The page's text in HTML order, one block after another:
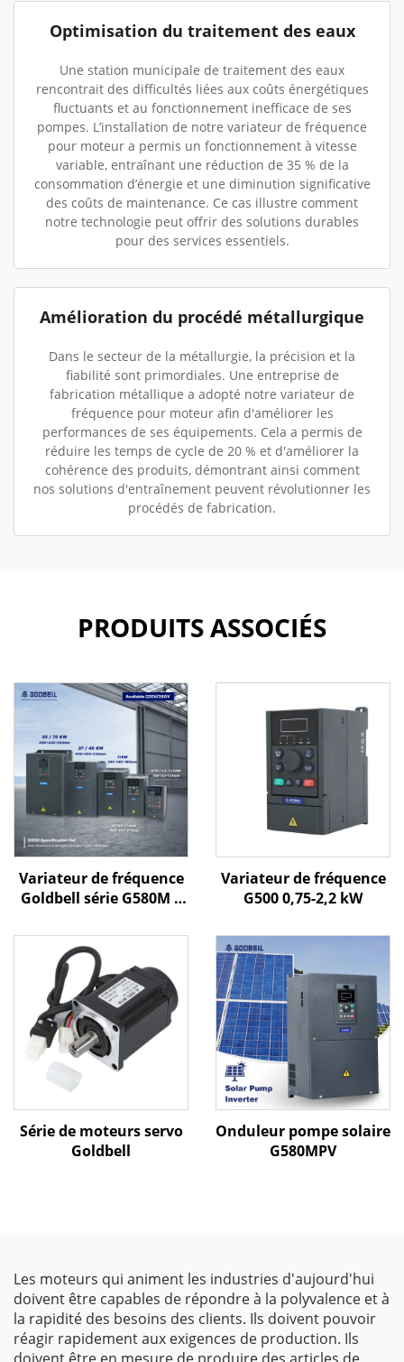
Optimisation du traitement des eaux
Une station municipale de traitement des eaux
rencontrait des difficultés liées aux coûts énergétiques
fluctuants et au fonctionnement inefficace de ses
pompes. L’installation de notre variateur de fréquence
pour moteur a permis un fonctionnement à vitesse
variable, entraînant une réduction de 35 % de la
consommation d’énergie et une diminution significative
des coûts de maintenance. Ce cas illustre comment
notre technologie peut offrir des solutions durables
pour des services essentiels.
Amélioration du procédé métallurgique
Dans le secteur de la métallurgie, la précision et la
fiabilité sont primordiales. Une entreprise de
fabrication métallique a adopté notre variateur de
fréquence pour moteur afin d'améliorer les
performances de ses équipements. Cela a permis de
réduire les temps de cycle de 20 % et d'améliorer la
cohérence des produits, démontrant ainsi comment
nos solutions d'entraînement peuvent révolutionner les
procédés de fabrication.
PRODUITS ASSOCIÉS
Variateur de fréquence
Goldbell série G580M |
Commande V/f et
commande vectorielle |
Variateur de fréquence
certifié CE
Variateur de fréquence
G500 0,75-2,2 kW
Série de moteurs servo
Goldbell
Onduleur pompe solaire
G580MPV
Les moteurs qui animent les industries d'aujourd'hui
doivent être capables de répondre à la polyvalence et à
la rapidité des besoins des clients. Ils doivent pouvoir
réagir rapidement aux exigences de production. Ils